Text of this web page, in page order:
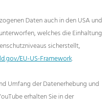
Daten auch in den USA und
welches die Einhaltung
sicherstellt,
EU-US-Framework.
Umfang der Datenerhebung und
erhalten Sie in der